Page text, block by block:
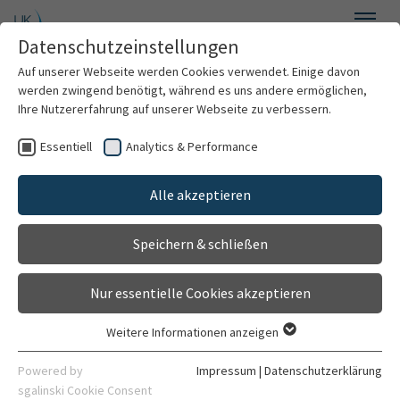
Zum Hauptinhalt springen
Willkommen
Über uns
Psychotherapie & Beratung
Forschung
Institut für Psychosoziale Prävention und Psychotherapie
ERiCA (EaRly Internet-based
interventions for Children and
Adolescents)
Ein affektfokussiertes Online-
Selbsthilfeprogramm für depressive
Jugendliche
Studienleitung: Prof. Dr. phil. Svenja Taubner
Datenschutzeinstellungen
Auf unserer Webseite werden Cookies verwendet. Einige davon
werden zwingend benötigt, während es uns andere ermöglichen,
Ihre Nutzererfahrung auf unserer Webseite zu verbessern.
Essentiell Analytics & Performance
Alle akzeptieren
Speichern & schließen
Nur essentielle Cookies akzeptieren
Essentielle Cookies werden für grundlegende Funktionen der
Webseite benötigt. Dadurch ist gewährleistet, dass die
Weitere Informationen anzeigen
Powered by
sgalinski Cookie Consent
Impressum | Datenschutzerklärung